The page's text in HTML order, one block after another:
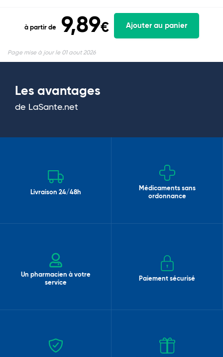
à partir de 9,89€ Ajouter au panier
Page mise à jour le 01 aout 2026
Les avantages
de LaSante.net
Livraison 24/48h
Médicaments sans
ordonnance
Un pharmacien à votre
service
Paiement sécurisé